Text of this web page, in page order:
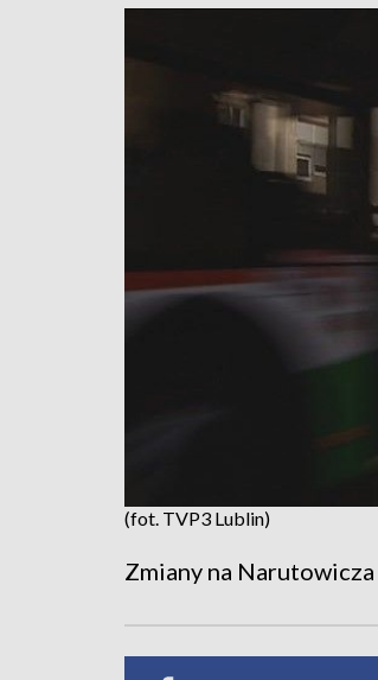
(fot. TVP3 Lublin)
Zmiany na Narutowicza